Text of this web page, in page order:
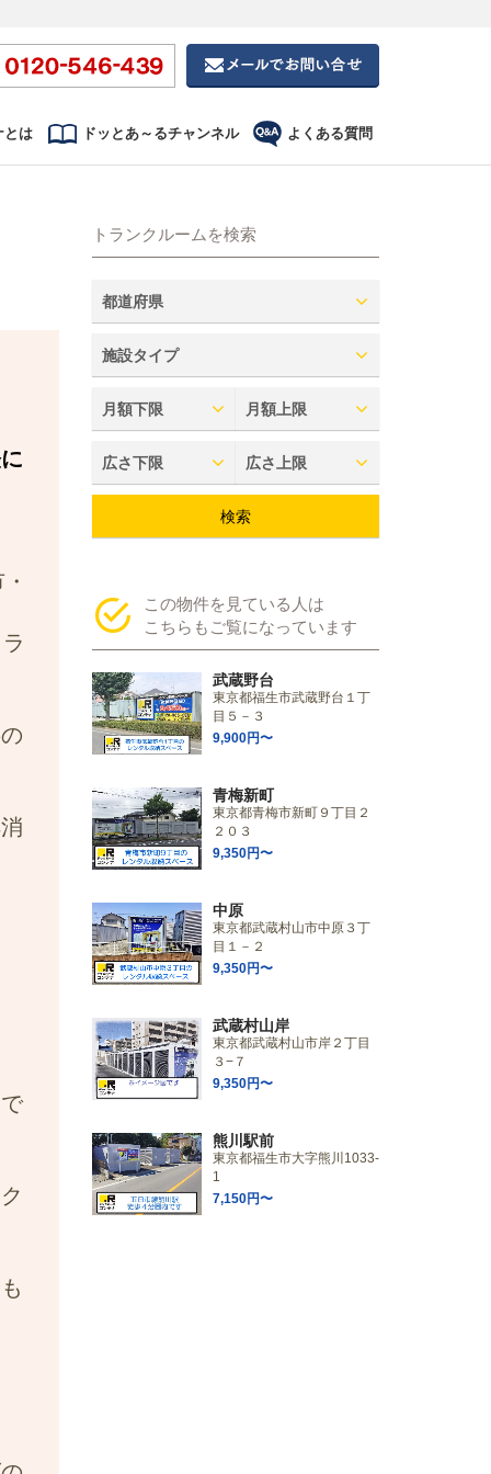
とは ドッとあ～るチャンネル よくある質問
トランクルームを検索
都道府県
施設タイプ
月額下限 月額上限
広さ下限 広さ上限
検索
この物件を見ている人は
こちらもご覧になっています
武蔵野台
東京都福生市武蔵野台１丁
目５－３
9,900円〜
青梅新町
東京都青梅市新町９丁目２
２０３
9,350円〜
中原
東京都武蔵村山市中原３丁
目１－２
9,350円〜
武蔵村山岸
東京都武蔵村山市岸２丁目
３−７
9,350円〜
熊川駅前
東京都福生市大字熊川1033-
1
7,150円〜